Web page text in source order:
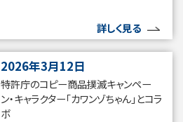
詳しく見る
2026年3月12日
特許庁のコピー商品撲滅キャンペー
ン・キャラクター「カワンゾちゃん」とコラ
ボ